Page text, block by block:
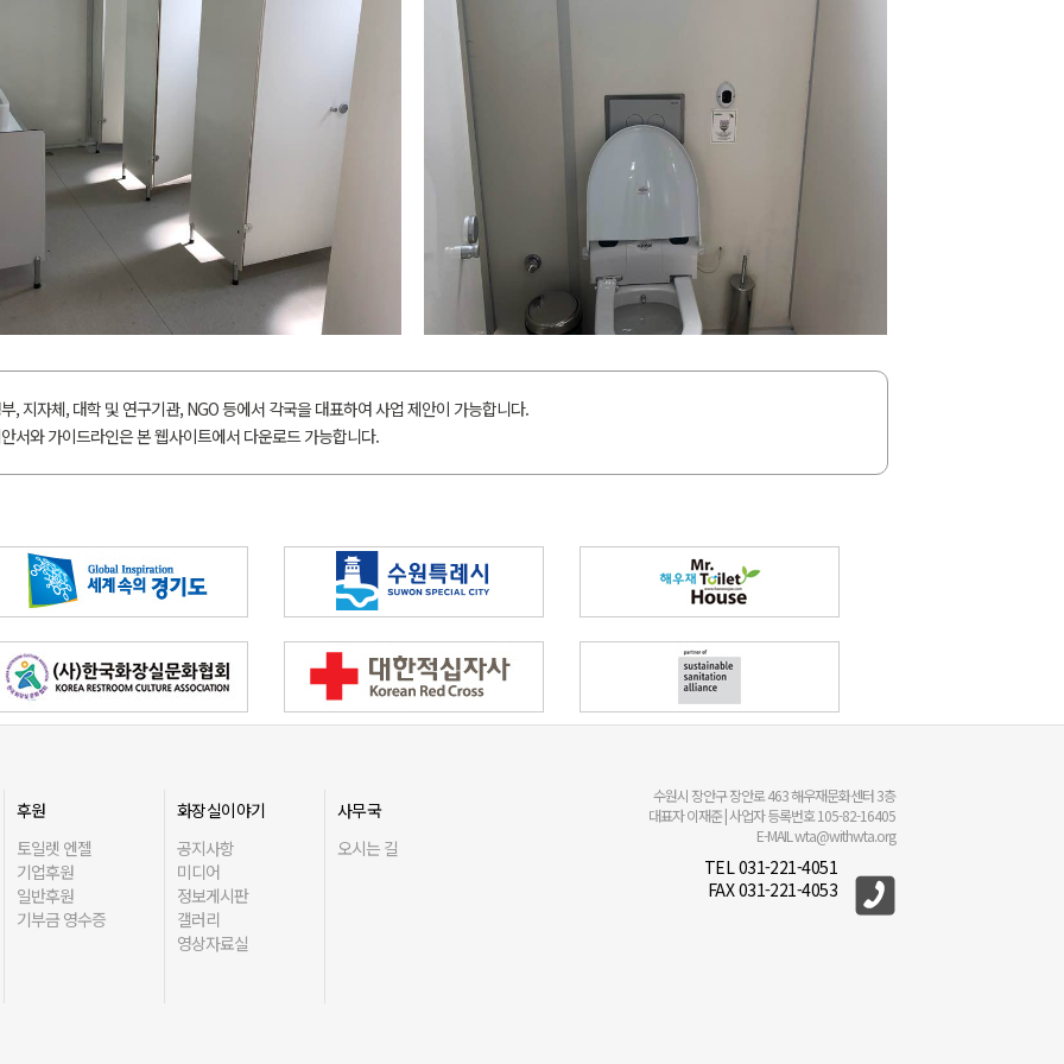
, 지자체, 대학 및 연구기관, NGO 등에서 각국을 대표하여 사업 제안이 가능합니다.
서와 가이드라인은 본 웹사이트에서 다운로드 가능합니다.
후원
토일렛 엔젤
기업후원
일반후원
기부금 영수증
화장실이야기
공지사항
미디어
정보게시판
갤러리
영상자료실
사무국
오시는 길
수원시 장안구 장안로 463 해우재문화센터 3층
대표자 이재준 | 사업자 등록번호 105-82-16405
E-MAIL wta@withwta.org
TEL 031-221-4051
FAX 031-221-4053